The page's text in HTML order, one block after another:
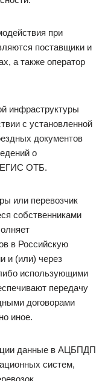
при
поставщики и
а также оператор
инфраструктуры
с установленной
документов
о
ЕГИС ОТБ.
или перевозчик
собственниками
в Российскую
и (или) через
использующими
передачу
договорами
иное.
данные в АЦБПДП
систем,